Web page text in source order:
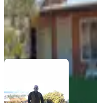
AZİM EMLAK
Ara